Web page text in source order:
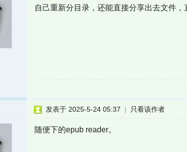
自己重新分目录，还能直接分享出去文件
发表于 2025-5-24 05:37 | 只看该作者
随便下的epub reader。